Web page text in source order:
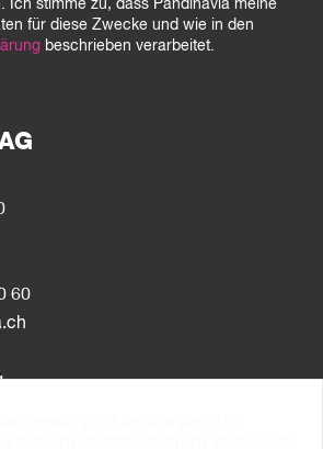
60
Ich stimme zu, dass Pandinavia meine
für diese Zwecke und wie in den
beschrieben verarbeitet.